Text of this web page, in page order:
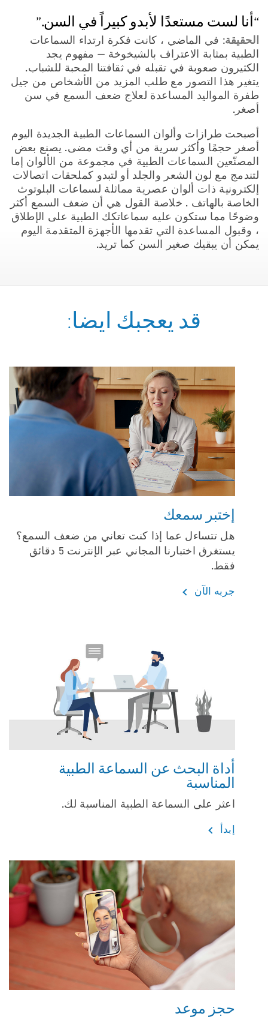
“أنا لست مستعدًا لأبدو كبيراً في السن.”
الحقيقة: في الماضي ، كانت فكرة ارتداء السماعات
الطبية بمثابة الاعتراف بالشيخوخة — مفهوم يجد
الكثيرون صعوبة في تقبله في ثقافتنا المحبة للشباب.
يتغير هذا التصور مع طلب المزيد من الأشخاص من جيل
طفرة المواليد المساعدة لعلاج ضعف السمع في سن
أصغر.
أصبحت طرازات وألوان السماعات الطبية الجديدة اليوم
أصغر حجمًا وأكثر سرية من أي وقت مضى. يصنع بعض
المصنّعين السماعات الطبية في مجموعة من الألوان إما
لتندمج مع لون الشعر والجلد أو لتبدو كملحقات اتصالات
إلكترونية ذات ألوان عصرية مماثلة لسماعات البلوتوث
الخاصة بالهاتف . خلاصة القول هي أن ضعف السمع أكثر
وضوحًا مما ستكون عليه سماعاتكك الطبية على الإطلاق
، وقبول المساعدة التي تقدمها الأجهزة المتقدمة اليوم
يمكن أن يبقيك صغير السن كما تريد.
قد يعجبك ايضا:
إختبر سمعك
هل تتساءل عما إذا كنت تعاني من ضعف السمع؟
يستغرق اختبارنا المجاني عبر الإنترنت 5 دقائق
فقط.
جربه الآن
أداة البحث عن السماعة الطبية
المناسبة
اعثر على السماعة الطبية المناسبة لك.
إبدأ
حجز موعد